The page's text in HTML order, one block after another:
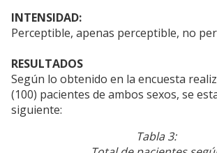
INTENSIDAD:
Perceptible, apenas perceptible, no
RESULTADOS
Según lo obtenido en la encuesta
(100) pacientes de ambos sexos, se
siguiente:
Tabla 3: